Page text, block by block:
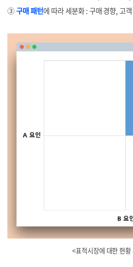
③구매 패턴에 따라 세분화 : 구매 경향, 고
<표적시장에 대한 현황